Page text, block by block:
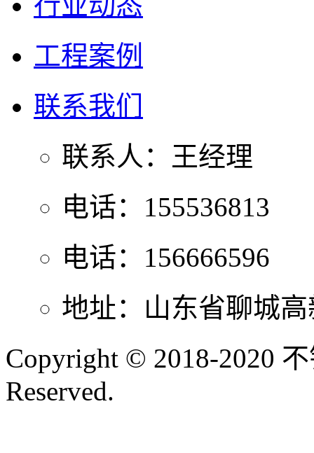
工程案例
联系我们
联系人：王经理
电话：155536813
电话：156666596
地址：山东省聊城
Copyright © 2018-2020
Reserved.